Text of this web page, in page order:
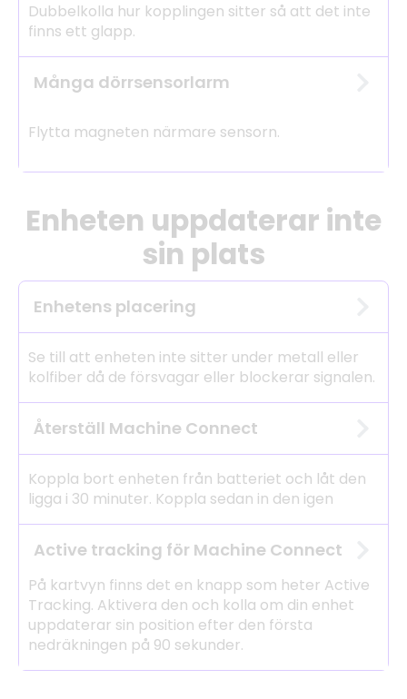
Dubbelkolla hur kopplingen sitter så att det inte
finns ett glapp.
Många dörrsensorlarm
Flytta magneten närmare sensorn.
Enheten uppdaterar inte
sin plats
Enhetens placering
Se till att enheten inte sitter under metall eller
kolfiber då de försvagar eller blockerar signalen.
Återställ Machine Connect
Koppla bort enheten från batteriet och låt den
ligga i 30 minuter. Koppla sedan in den igen
Active tracking för Machine Connect
På kartvyn finns det en knapp som heter Active
Tracking. Aktivera den och kolla om din enhet
uppdaterar sin position efter den första
nedräkningen på 90 sekunder.